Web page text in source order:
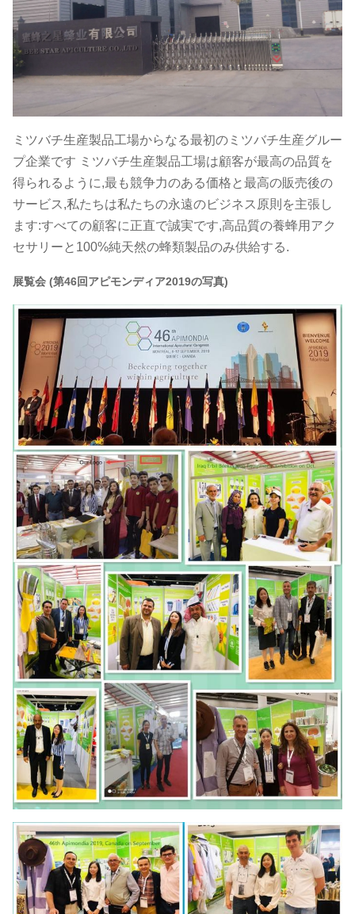
ミツバチ生産製品工場からなる最初のミツバチ生産グルー
プ企業です ミツバチ生産製品工場は顧客が最高の品質を
得られるように,最も競争力のある価格と最高の販売後の
サービス,私たちは私たちの永遠のビジネス原則を主張し
ます:すべての顧客に正直で誠実です,高品質の養蜂用アク
セサリーと100%純天然の蜂類製品のみ供給する.
展覧会 (第46回アピモンディア2019の写真)